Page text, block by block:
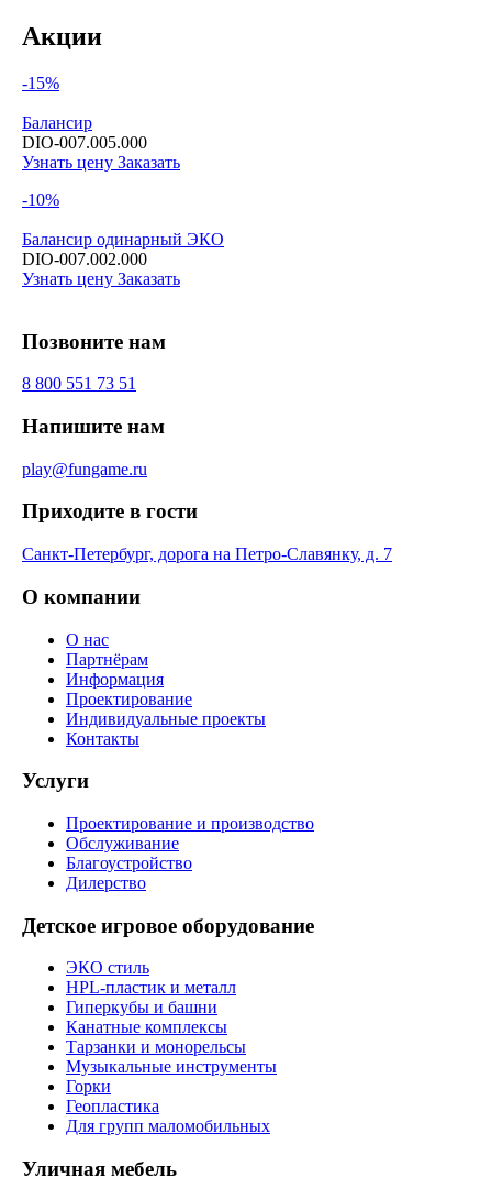
Акции
-15%
Балансир
DIO-007.005.000
Узнать цену Заказать
-10%
Балансир одинарный ЭКО
DIO-007.002.000
Узнать цену Заказать
Позвоните нам
8 800 551 73 51
Напишите нам
play@fungame.ru
Приходите в гости
Санкт-Петербург, дорога на Петро-Славянку, д. 7
О компании
О нас
Партнёрам
Информация
Проектирование
Индивидуальные проекты
Контакты
Услуги
Проектирование и производство
Обслуживание
Благоустройство
Дилерство
Детское игровое оборудование
ЭКО стиль
HPL-пластик и металл
Гиперкубы и башни
Канатные комплексы
Тарзанки и монорельсы
Музыкальные инструменты
Горки
Геопластика
Для групп маломобильных
Уличная мебель